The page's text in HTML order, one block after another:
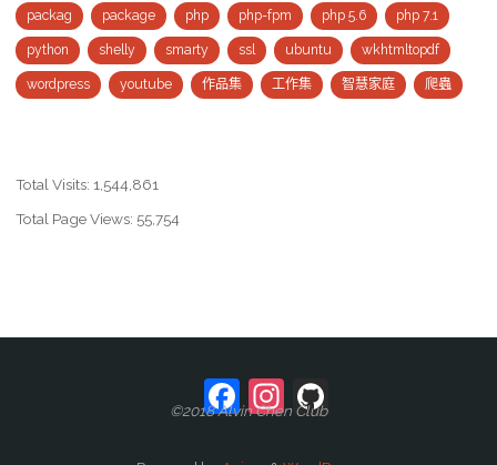
packag package php php-fpm php 5.6 php 7.1
python shelly smarty ssl ubuntu wkhtmltopdf
wordpress youtube 作品集 工作集 智慧家庭 爬蟲
Total Visits: 1,544,861
Total Page Views: 55,754
Facebook
Instagram
©2018 Alvin Chen Club